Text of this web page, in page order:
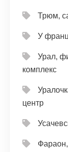
Трюм,
У
Урал,
комплекс
центр